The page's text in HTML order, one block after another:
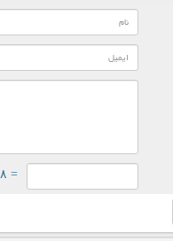
= ۸ بعلاوه ۵